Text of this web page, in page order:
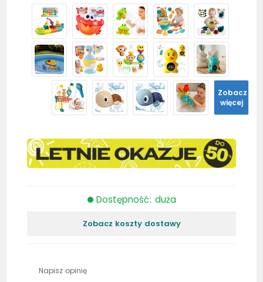
Zobacz
więcej
Dostępność: duża
Zobacz koszty dostawy
Napisz opinię